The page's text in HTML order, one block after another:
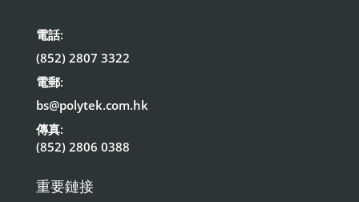
電話:
(852) 2807 3322
電郵:
bs@polytek.com.hk
傳真:
(852) 2806 0388
重要鏈接